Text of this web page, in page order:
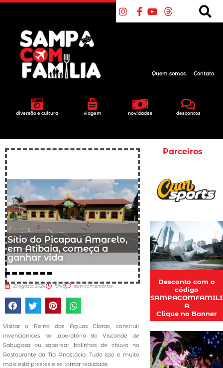
diversão e cultura viagem novidades descontos
Quem somos Contato
Sítio do Picapau Amarelo,
em Atibaia, começa a
ganhar vida
21 agosto 2024 10:45 sem comentários
Visitar o Reino das Águas Claras, construir
invencionices no laboratório do Visconde de
Sabugosa ou saborear bolinhos de chuva no
Restaurante da Tia Anastácia. Tudo isso e muito
mais está prestes e se tornar realidade.
Parceiros
Desconto com o
código
SAMPACOMFAMILI
A
Clique no Banner